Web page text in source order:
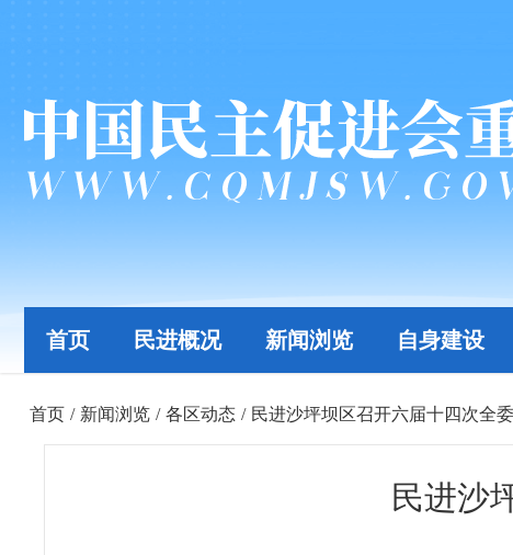
首页 民进概况 新闻浏览 自身建设
首页 / 新闻浏览 / 各区动态 / 民进沙坪坝区召开六届十四次全
民进沙